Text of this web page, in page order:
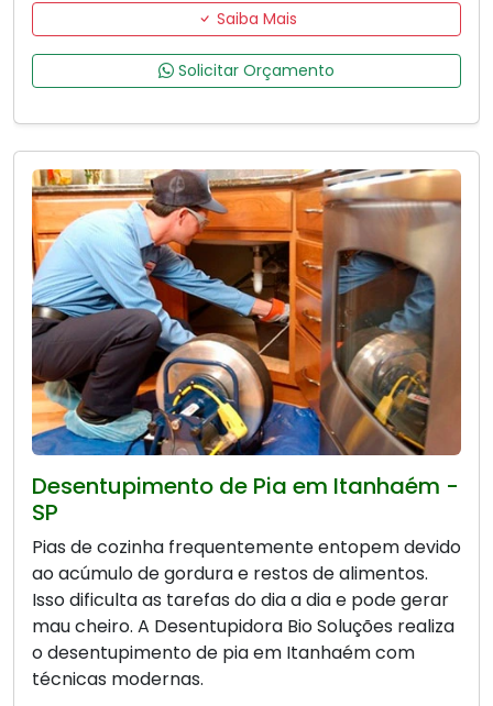
Saiba Mais
Solicitar Orçamento
Desentupimento de Pia em Itanhaém -
SP
Pias de cozinha frequentemente entopem devido
ao acúmulo de gordura e restos de alimentos.
Isso dificulta as tarefas do dia a dia e pode gerar
mau cheiro. A Desentupidora Bio Soluções realiza
o desentupimento de pia em Itanhaém com
técnicas modernas.